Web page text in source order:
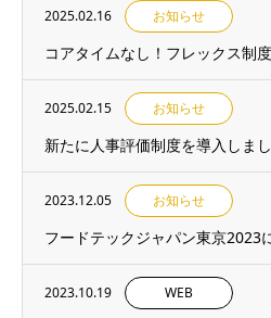
2025.02.16 お知らせ
コアタイムなし！フレックス制
2025.02.15 お知らせ
新たに人事評価制度を導入しまし
2023.12.05 お知らせ
フードテックジャパン東京2023
2023.10.19 WEB